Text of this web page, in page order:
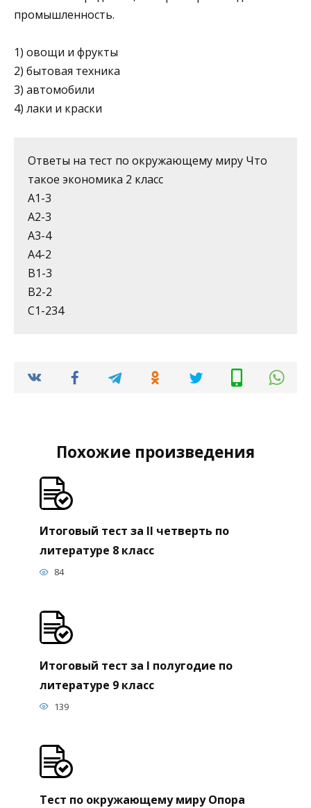
промышлен­ность.
1) овощи и фрукты
2) бытовая техника
3) автомобили
4) лаки и краски
Ответы на тест по окружающему миру Что
такое экономика 2 класс
А1-3
А2-3
А3-4
А4-2
В1-3
В2-2
С1-234
Похожие произведения
Итоговый тест за II четверть по
литературе 8 класс
84
Итоговый тест за I полугодие по
литературе 9 класс
139
Тест по окружающему миру Опора